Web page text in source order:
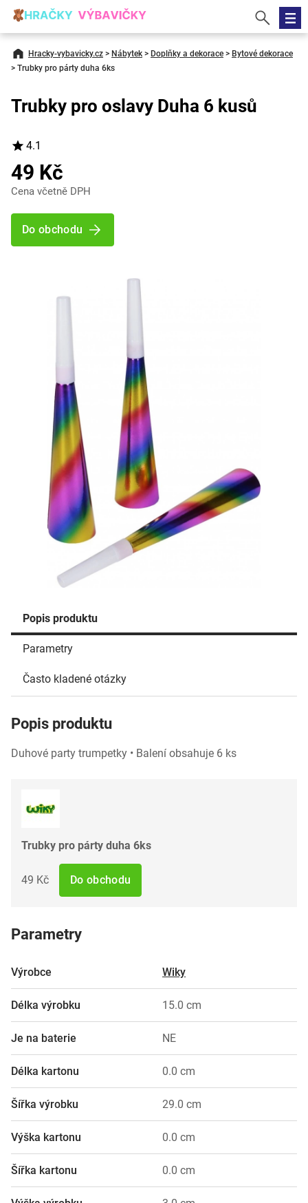
Hracky-vybavicky.cz > Nábytek > Doplňky a dekorace > Bytové dekorace
> Trubky pro párty duha 6ks
Popis produktu
Parametry
Často kladené otázky
Popis produktu
Duhové party trumpetky • Balení obsahuje 6 ks
Trubky pro párty duha 6ks
49 Kč Do obchodu
Parametry
Výrobce Wiky
Délka výrobku 15.0 cm
Je na baterie NE
Délka kartonu 0.0 cm
Šířka výrobku 29.0 cm
Výška kartonu 0.0 cm
Šířka kartonu 0.0 cm
Trubky pro oslavy Duha 6 kusů
4.1
49 Kč
Cena včetně DPH
Do obchodu